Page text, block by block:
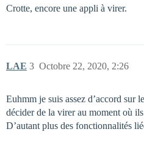
Crotte, encore une appli à virer.
LAE Octobre 22, 2020, 2:26
3
Euhmm je suis assez d’accord sur
décider de la virer au moment où
D’autant plus des fonctionnalités